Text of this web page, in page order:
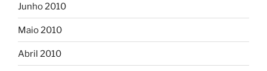
Junho 2010
Maio 2010
Abril 2010